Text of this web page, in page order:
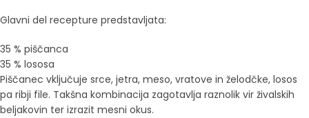
Glavni del recepture predstavljata:
35 % piščanca
35 % lososa
Piščanec vključuje srce, jetra, meso, vratove in želodčke, losos
pa ribji file. Takšna kombinacija zagotavlja raznolik vir živalskih
beljakovin ter izrazit mesni okus.